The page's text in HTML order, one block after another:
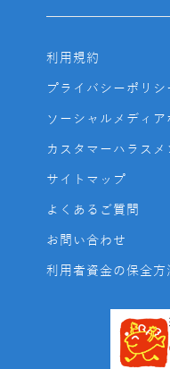
利用規約
プライバシーポリシ
ソーシャルメディア
カスタマーハラスメ
サイトマップ
よくあるご質問
お問い合わせ
利用者資金の保全方